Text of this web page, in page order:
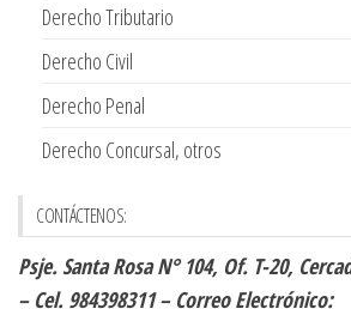
Derecho Tributario
Derecho Civil
Derecho Penal
Derecho Concursal, otros
CONTÁCTENOS:
Psje. Santa Rosa N° 104, Of. T-20,
– Cel. 984398311 – Correo Electrónico: